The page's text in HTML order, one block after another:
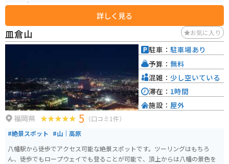
どう、梨、イチゴなどで、季節によっては、ぶどう狩りなどの体験も楽しめ
ます。また、レストランでは、地元の食材を使った郷土料理を味わうことが
できます。 バイクで訪れる際は、広々とした駐車場があるので安心です。道
の駅 うすいは、周囲の山々を走るツーリングルートの休憩地点としても最適
です。美しい景色を楽しみながら、地元の美味しいものを堪能してくださ
詳しく見る
皿倉山 お気に入り
福岡県 5 （口コミ1件）
#絶景スポット #山｜高原
八幡駅から徒歩でアクセス可能な絶景スポットです。ツーリングはもちろ
ん、徒歩でもロープウェイでも登ることが可能で、頂上からは八幡の景色を
駐車： 駐車場あり
予算： 無料
混雑： 少し空いている
滞在： 1時間
施設： 屋外